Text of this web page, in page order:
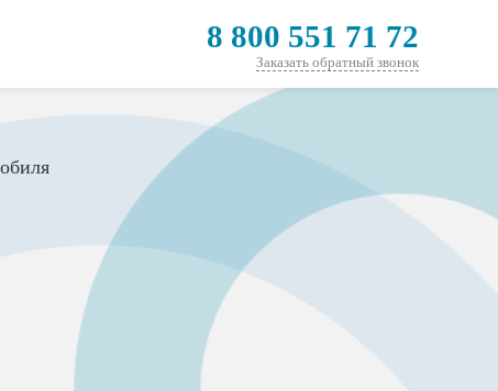
8 800 551 71 72
Заказать обратный звонок